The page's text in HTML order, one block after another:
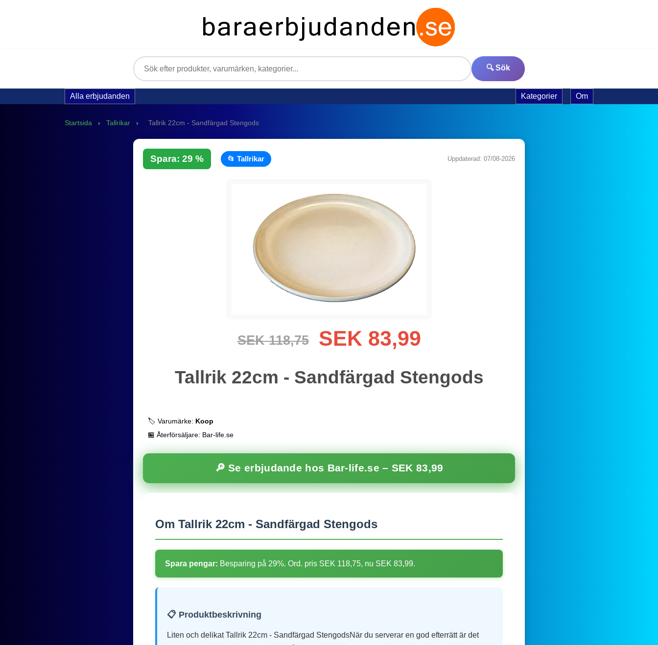
🔍 Sök
Alla erbjudanden Kategorier Om
Startsida › Tallrikar › Tallrik 22cm - Sandfärgad Stengods
Spara: 29 % 📂 Tallrikar Uppdaterad: 07/08-2026
SEK 118,75 SEK 83,99
Tallrik 22cm - Sandfärgad Stengods
🏷️ Varumärke: Koop
🏪 Återförsäljare: Bar-life.se
🔎 Se erbjudande hos Bar-life.se – SEK 83,99
Om Tallrik 22cm - Sandfärgad Stengods
Spara pengar: Besparing på 29%. Ord. pris SEK 118,75, nu SEK 83,99.
📋 Produktbeskrivning
Liten och delikat Tallrik 22cm - Sandfärgad StengodsNär du serverar en god efterrätt är det